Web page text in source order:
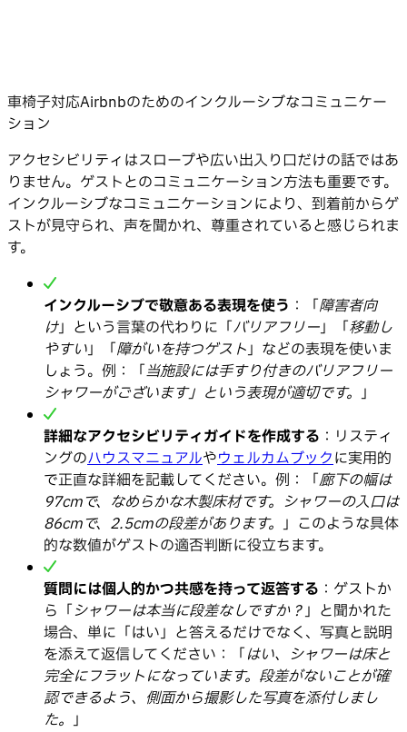
車椅子対応Airbnbのためのインクルーシブなコミュニケー
ション
アクセシビリティはスロープや広い出入り口だけの話ではあ
りません。ゲストとのコミュニケーション方法も重要です。
インクルーシブなコミュニケーションにより、到着前からゲ
ストが見守られ、声を聞かれ、尊重されていると感じられま
す。
インクルーシブで敬意ある表現を使う ：「障害者向
け」という言葉の代わりに「バリアフリー」「移動し
やすい」「障がいを持つゲスト」などの表現を使いま
しょう。例：「当施設には手すり付きのバリアフリー
シャワーがございます」という表現が適切です。 」
詳細なアクセシビリティガイドを作成する ：リスティ
ングのハウスマニュアルやウェルカムブックに実用的
で正直な詳細を記載してください。例：「廊下の幅は
97cmで、なめらかな木製床材です。シャワーの入口は
86cmで、2.5cmの段差があります。 」このような具体
的な数値がゲストの適否判断に役立ちます。
質問には個人的かつ共感を持って返答する ：ゲストか
ら「シャワーは本当に段差なしですか？」と聞かれた
場合、単に「はい」と答えるだけでなく、写真と説明
を添えて返信してください：「はい、シャワーは床と
完全にフラットになっています。段差がないことが確
認できるよう、側面から撮影した写真を添付しまし
た。 」